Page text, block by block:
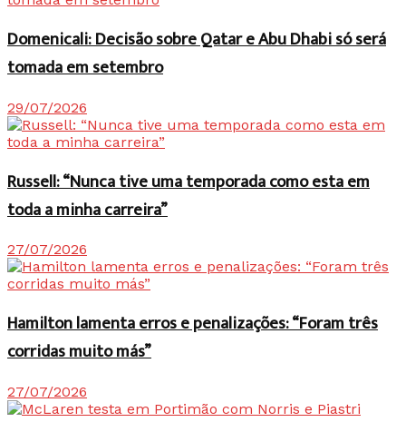
Domenicali: Decisão sobre Qatar e Abu Dhabi só será
tomada em setembro
29/07/2026
Russell: “Nunca tive uma temporada como esta em
toda a minha carreira”
27/07/2026
Hamilton lamenta erros e penalizações: “Foram três
corridas muito más”
27/07/2026